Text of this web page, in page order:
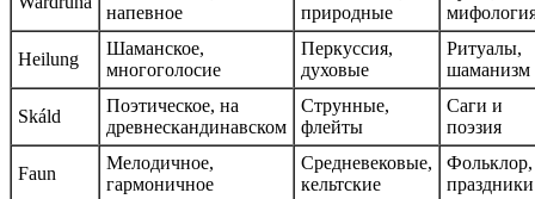
напевное
природные
Heilung
Шаманское,
многоголосие
Перкуссия,
духовые
Ритуалы,
шаманизм
Skáld
Поэтическое, на
древнескандинавском
Струнные,
флейты
Саги и
поэзия
Faun
Мелодичное,
гармоничное
Средневековые,
кельтские
Фольклор,
праздники